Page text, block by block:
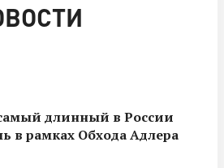
длинный в России
в рамках Обхода Адлера